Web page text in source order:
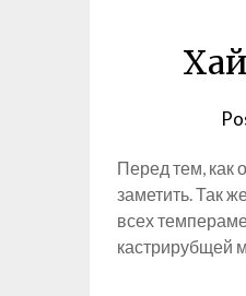
Перед тем, как
заметить. Так
всех
кастрирубщей